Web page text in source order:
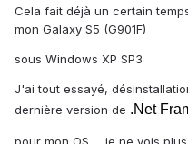
Cela fait déjà un certain
mon Galaxy S5 (G901F)
sous Windows XP SP3
J'ai tout essayé,
dernière version de .Net